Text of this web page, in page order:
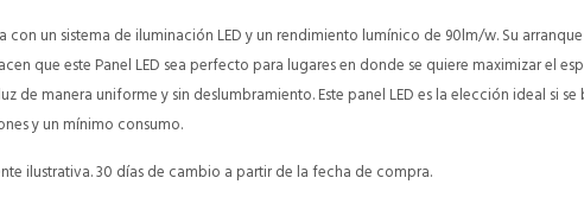
con un sistema de iluminación LED y un rendimiento lumínico de 90lm/w. Su
que este Panel LED sea perfecto para lugares en donde se quiere maximizar el
de manera uniforme y sin deslumbramiento. Este panel LED es la elección ideal si
y un mínimo consumo.
ilustrativa. 30 días de cambio a partir de la fecha de compra.